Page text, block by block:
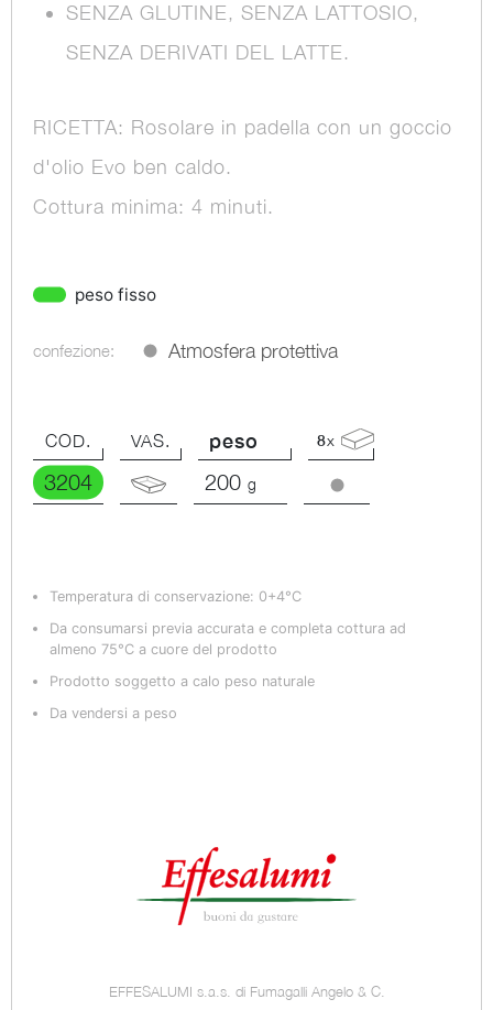
SENZA GLUTINE, SENZA LATTOSIO,
SENZA DERIVATI DEL LATTE.
RICETTA: Rosolare in padella con un goccio
d'olio Evo ben caldo.
Cottura minima: 4 minuti.
peso fisso
confezione: Atmosfera protettiva
COD. VAS. peso 8x
3204 200 g
Temperatura di conservazione: 0+4°C
Da consumarsi previa accurata e completa cottura ad
almeno 75°C a cuore del prodotto
Prodotto soggetto a calo peso naturale
Da vendersi a peso
EFFESALUMI s.a.s. di Fumagalli Angelo & C.